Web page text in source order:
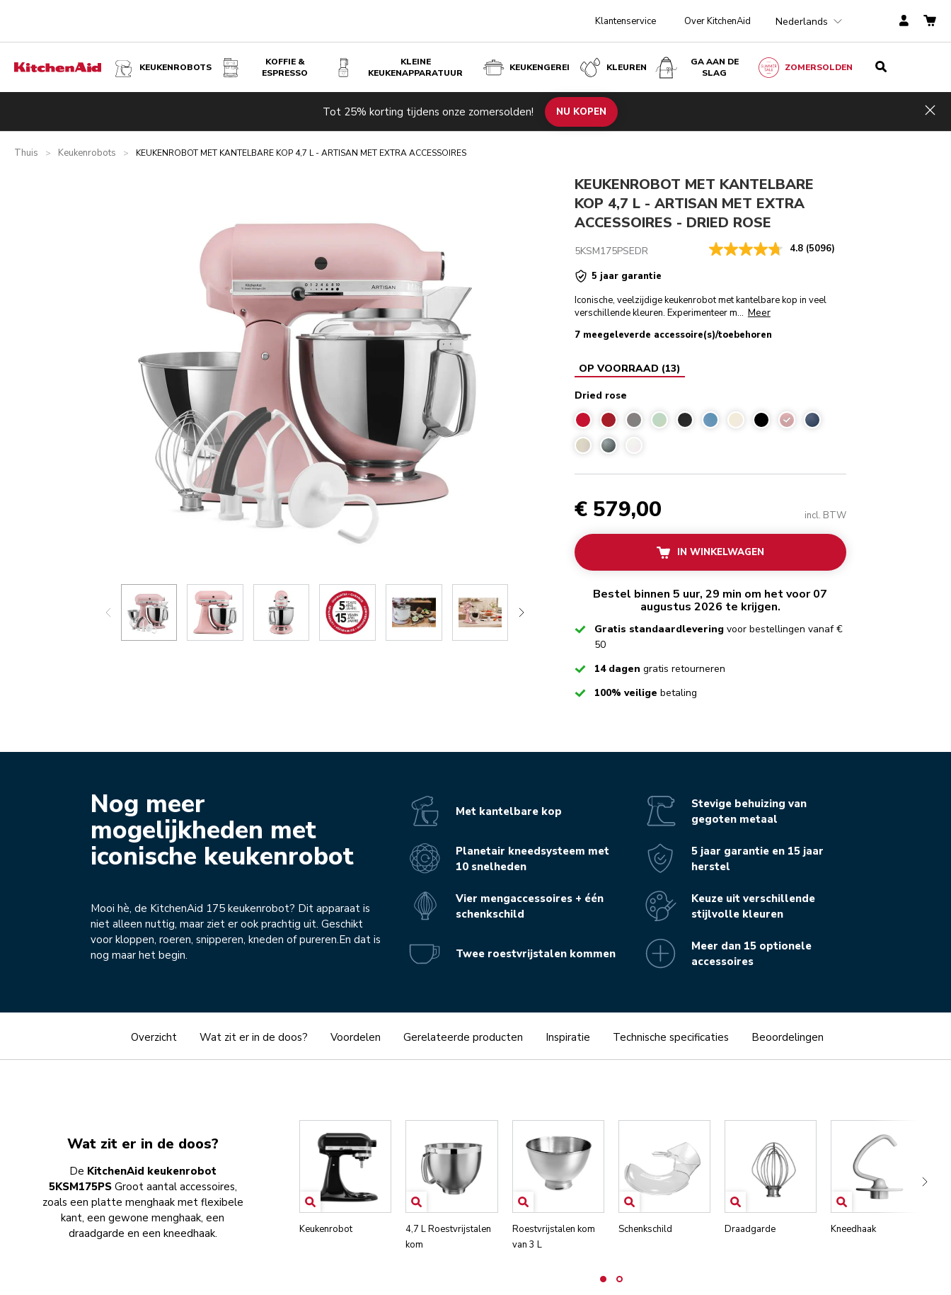
Klantenservice Over KitchenAid Nederlands
KEUKENROBOTS
KOFFIE &
ESPRESSO
KLEINE
KEUKENAPPARATUUR
KEUKENGEREI KLEUREN
GA AAN DE
SLAG
ZOMERSOLDEN
Tot 25% korting tijdens onze zomersolden! NU KOPEN
Thuis > Keukenrobots > KEUKENROBOT MET KANTELBARE KOP 4,7 L - ARTISAN MET EXTRA ACCESSOIRES
Gerelateerde producten Inspiratie Technische specificaties Beoordelingen
Dried rose
KEUKENROBOT MET KANTELBARE
KOP 4,7 L - ARTISAN MET EXTRA
ACCESSOIRES - DRIED ROSE
5KSM175PSEDR 4.8 (5096)
5 jaar garantie
Iconische, veelzijdige keukenrobot met kantelbare kop in veel
verschillende kleuren. Experimenteer m... Meer
7 meegeleverde accessoire(s)/toebehoren
OP VOORRAAD (13)
Dried rose
Dried rose
€ 579,00 incl. BTW
IN WINKELWAGEN
Bestel binnen 5 uur, 29 min om het voor 07
augustus 2026 te krijgen.
CheckedGratis standaardlevering voor bestellingen vanaf €
50
Checked14 dagen gratis retourneren
Checked100% veilige betaling
Nog meer
mogelijkheden met
iconische keukenrobot
Mooi hè, de KitchenAid 175 keukenrobot? Dit apparaat is
niet alleen nuttig, maar ziet er ook prachtig uit. Geschikt
voor kloppen, roeren, snipperen, kneden of pureren.En dat is
nog maar het begin.
Met kantelbare kop
Planetair kneedsysteem met
10 snelheden
Vier mengaccessoires + één
schenkschild
Twee roestvrijstalen kommen
Stevige behuizing van
gegoten metaal
5 jaar garantie en 15 jaar
herstel
Keuze uit verschillende
stijlvolle kleuren
Meer dan 15 optionele
accessoires
Overzicht Wat zit er in de doos? Voordelen Gerelateerde producten Inspiratie Technische specificaties Beoordelingen
Wat zit er in de doos?
De KitchenAid keukenrobot
5KSM175PS Groot aantal accessoires,
zoals een platte menghaak met flexibele
kant, een gewone menghaak, een
draadgarde en een kneedhaak.
Keukenrobot
4,7 L Roestvrijstalen
kom
Roestvrijstalen kom
van 3 L
Schenkschild Draadgarde Kneedhaak